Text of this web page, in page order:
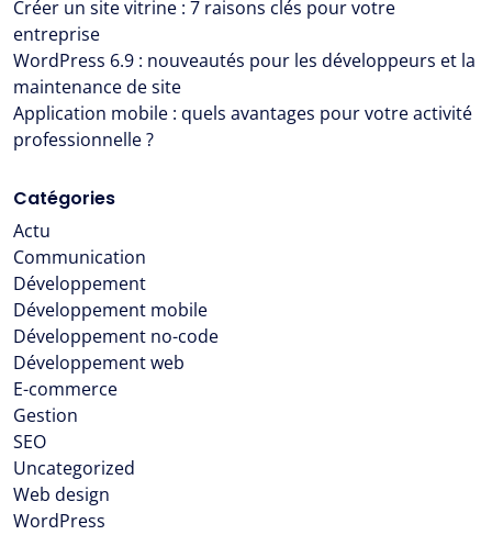
Créer un site vitrine : 7 raisons clés pour votre
entreprise
WordPress 6.9 : nouveautés pour les développeurs et la
maintenance de site
Application mobile : quels avantages pour votre activité
professionnelle ?
Catégories
Actu
Communication
Développement
Développement mobile
Développement no-code
Développement web
E-commerce
Gestion
SEO
Uncategorized
Web design
WordPress